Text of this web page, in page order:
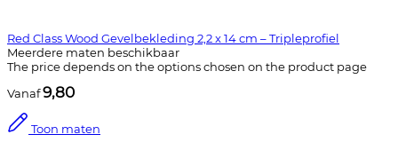
Red Class Wood Gevelbekleding 2,2 x 14 cm – Tripleprofiel
Meerdere maten beschikbaar
The price depends on the options chosen on the product page
Vanaf9,80
Toon maten